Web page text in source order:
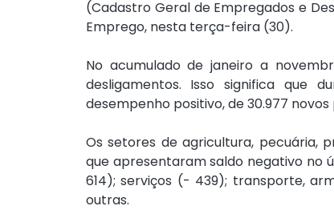
(Cadastro Geral de Empregados e
Emprego, nesta terça-feira (30).
No acumulado de janeiro a
desligamentos. Isso significa que
desempenho positivo, de 30.977
Os setores de agricultura, pecuária,
que apresentaram saldo negativo no
614); serviços (- 439); transporte,
outras.